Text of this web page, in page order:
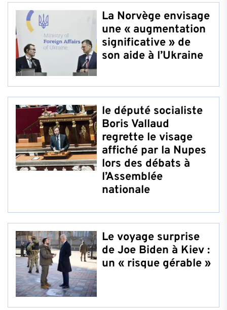
La Norvège envisage
une « augmentation
significative » de
son aide à l’Ukraine
le député socialiste
Boris Vallaud
regrette le visage
affiché par la Nupes
lors des débats à
l’Assemblée
nationale
Le voyage surprise
de Joe Biden à Kiev :
un « risque gérable »